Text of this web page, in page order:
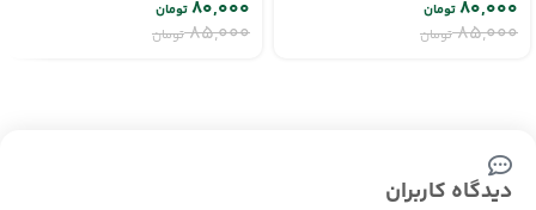
۸۵,۰۰۰ تومان
۸۰,۰۰۰تومان
۸۵,۰۰۰ تومان
۸۰,۰۰۰تومان
دیدگاه کاربران